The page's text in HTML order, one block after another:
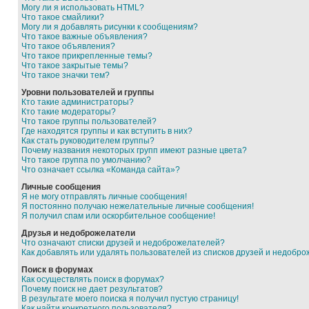
Могу ли я использовать HTML?
Что такое смайлики?
Могу ли я добавлять рисунки к сообщениям?
Что такое важные объявления?
Что такое объявления?
Что такое прикрепленные темы?
Что такое закрытые темы?
Что такое значки тем?
Уровни пользователей и группы
Кто такие администраторы?
Кто такие модераторы?
Что такое группы пользователей?
Где находятся группы и как вступить в них?
Как стать руководителем группы?
Почему названия некоторых групп имеют разные цвета?
Что такое группа по умолчанию?
Что означает ссылка «Команда сайта»?
Личные сообщения
Я не могу отправлять личные сообщения!
Я постоянно получаю нежелательные личные сообщения!
Я получил спам или оскорбительное сообщение!
Друзья и недоброжелатели
Что означают списки друзей и недоброжелателей?
Как добавлять или удалять пользователей из списков друзей и
Поиск в форумах
Как осуществлять поиск в форумах?
Почему поиск не дает результатов?
В результате моего поиска я получил пустую страницу!